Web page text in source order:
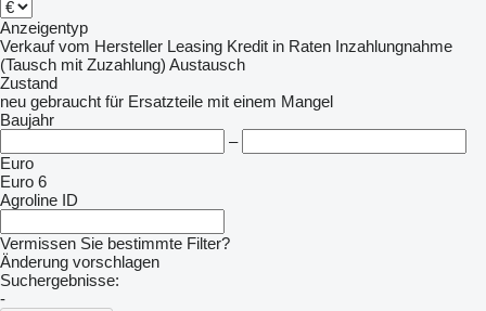
Anzeigentyp
Verkauf vom Hersteller Leasing Kredit in Raten Inzahlungnahme
(Tausch mit Zuzahlung) Austausch
Zustand
neu gebraucht für Ersatzteile mit einem Mangel
Baujahr
–
Euro
Euro 6
Agroline ID
Vermissen Sie bestimmte Filter?
Änderung vorschlagen
Suchergebnisse:
-